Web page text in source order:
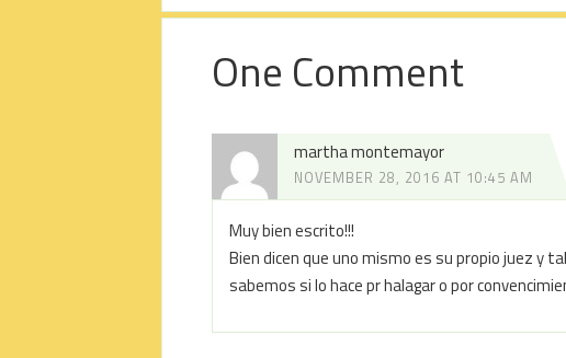
One Comment
martha montemayor
NOVEMBER 28, 2016 AT 10:45 AM
Muy bien escrito!!!
Bien dicen que uno mismo es su propio juez y
sabemos si lo hace pr halagar o por